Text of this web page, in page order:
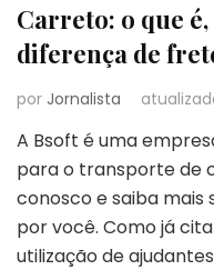
Carreto: o que
diferença de
por Jornalista
A Bsoft é uma
para o transporte de
conosco e saiba mais
por você. Como já
utilização de